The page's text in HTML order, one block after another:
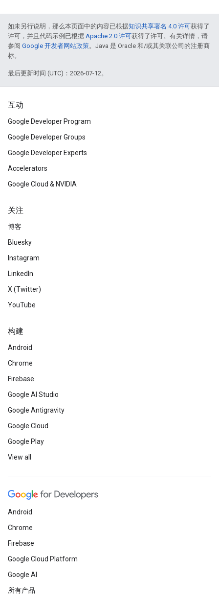
如未另行说明，那么本页面中的内容已根据知识共享署名 4.0 许可获得了
许可，并且代码示例已根据 Apache 2.0 许可获得了许可。有关详情，请
参阅 Google 开发者网站政策。Java 是 Oracle 和/或其关联公司的注册商
标。
最后更新时间 (UTC)：2026-07-12。
互动
Google Developer Program
Google Developer Groups
Google Developer Experts
Accelerators
Google Cloud & NVIDIA
关注
博客
Bluesky
Instagram
LinkedIn
X (Twitter)
YouTube
构建
Android
Chrome
Firebase
Google AI Studio
Google Antigravity
Google Cloud
Google Play
View all
Android
Chrome
Firebase
Google Cloud Platform
Google AI
所有产品